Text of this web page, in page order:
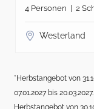
4 Personen | 2
Westerland
*Herbstangebot von
07.01.2027 bis